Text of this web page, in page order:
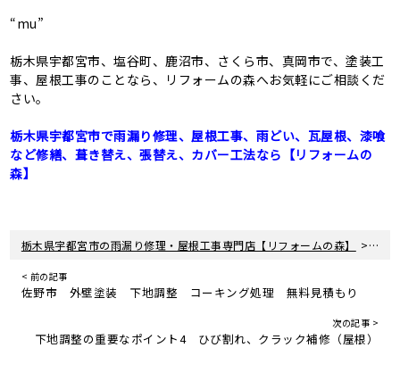
“mu”
栃木県宇都宮市、塩谷町、鹿沼市、さくら市、真岡市で、塗装工
事、屋根工事のことなら、リフォームの森へお気軽にご相談くだ
さい。
栃木県宇都宮市で雨漏り修理、屋根工事、雨どい、瓦屋根、漆喰
など修繕、葺き替え、張替え、カバー工法なら【リフォームの
森】
栃木県宇都宮市の雨漏り修理・屋根工事専門店【リフォームの森】 > 新着
< 前の記事
佐野市 外壁塗装 下地調整 コーキング処理 無料見積もり
次の記事 >
下地調整の重要なポイント4 ひび割れ、クラック補修（屋根）